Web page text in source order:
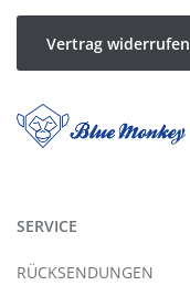
Vertrag widerrufen
SERVICE
RÜCKSENDUNGEN